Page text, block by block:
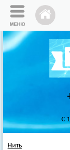
C
Нить